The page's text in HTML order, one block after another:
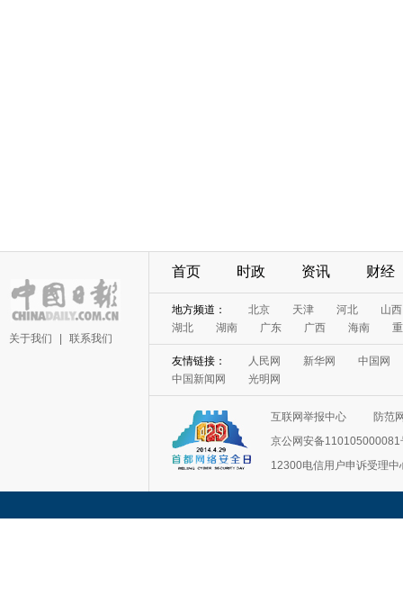
关于我们 联系我们
首页 时政 资讯 财经
地方频道： 北京 天津 河北
山西
湖北
湖南 广东 广西 海南
友情链接： 人民网 新华网
中国网
中国新闻网
光明网
互联网举报中心
防范
京公网安备110105000081
12300电信用户申诉受理中